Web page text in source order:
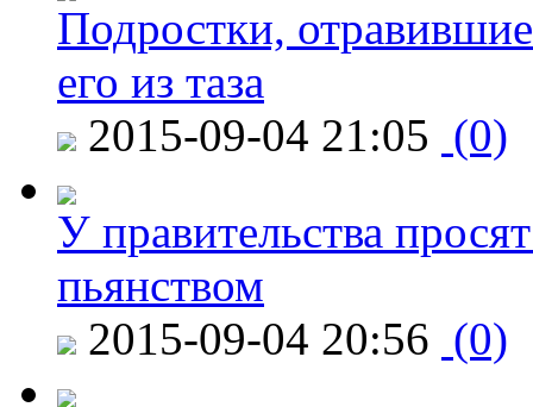
Подростки,
его из таза
2015-09-04 21:05 (0)
У правительства
пьянством
2015-09-04 20:56 (0)